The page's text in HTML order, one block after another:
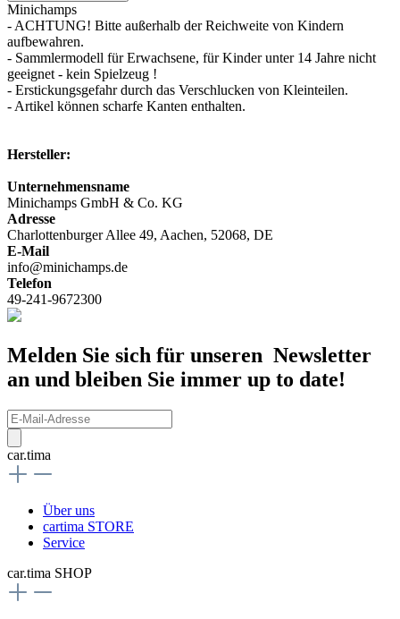
Minichamps
- ACHTUNG! Bitte außerhalb der Reichweite von Kindern
aufbewahren.
- Sammlermodell für Erwachsene, für Kinder unter 14 Jahre nicht
geeignet - kein Spielzeug !
- Erstickungsgefahr durch das Verschlucken von Kleinteilen.
- Artikel können scharfe Kanten enthalten.
Hersteller:
Unternehmensname
Minichamps GmbH & Co. KG
Adresse
Charlottenburger Allee 49, Aachen, 52068, DE
E-Mail
info@minichamps.de
Telefon
49-241-9672300
Melden Sie sich für unseren Newsletter
an und bleiben Sie immer up to date!
car.tima
Über uns
cartima STORE
Service
car.tima SHOP